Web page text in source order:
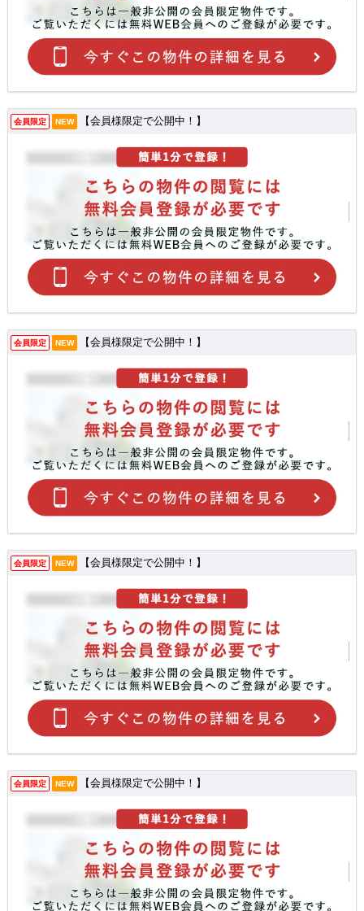
会員限定 NEW 【会員様限定で公開中！】
会員限定 NEW 【会員様限定で公開中！】
会員限定 NEW 【会員様限定で公開中！】
会員限定 NEW 【会員様限定で公開中！】